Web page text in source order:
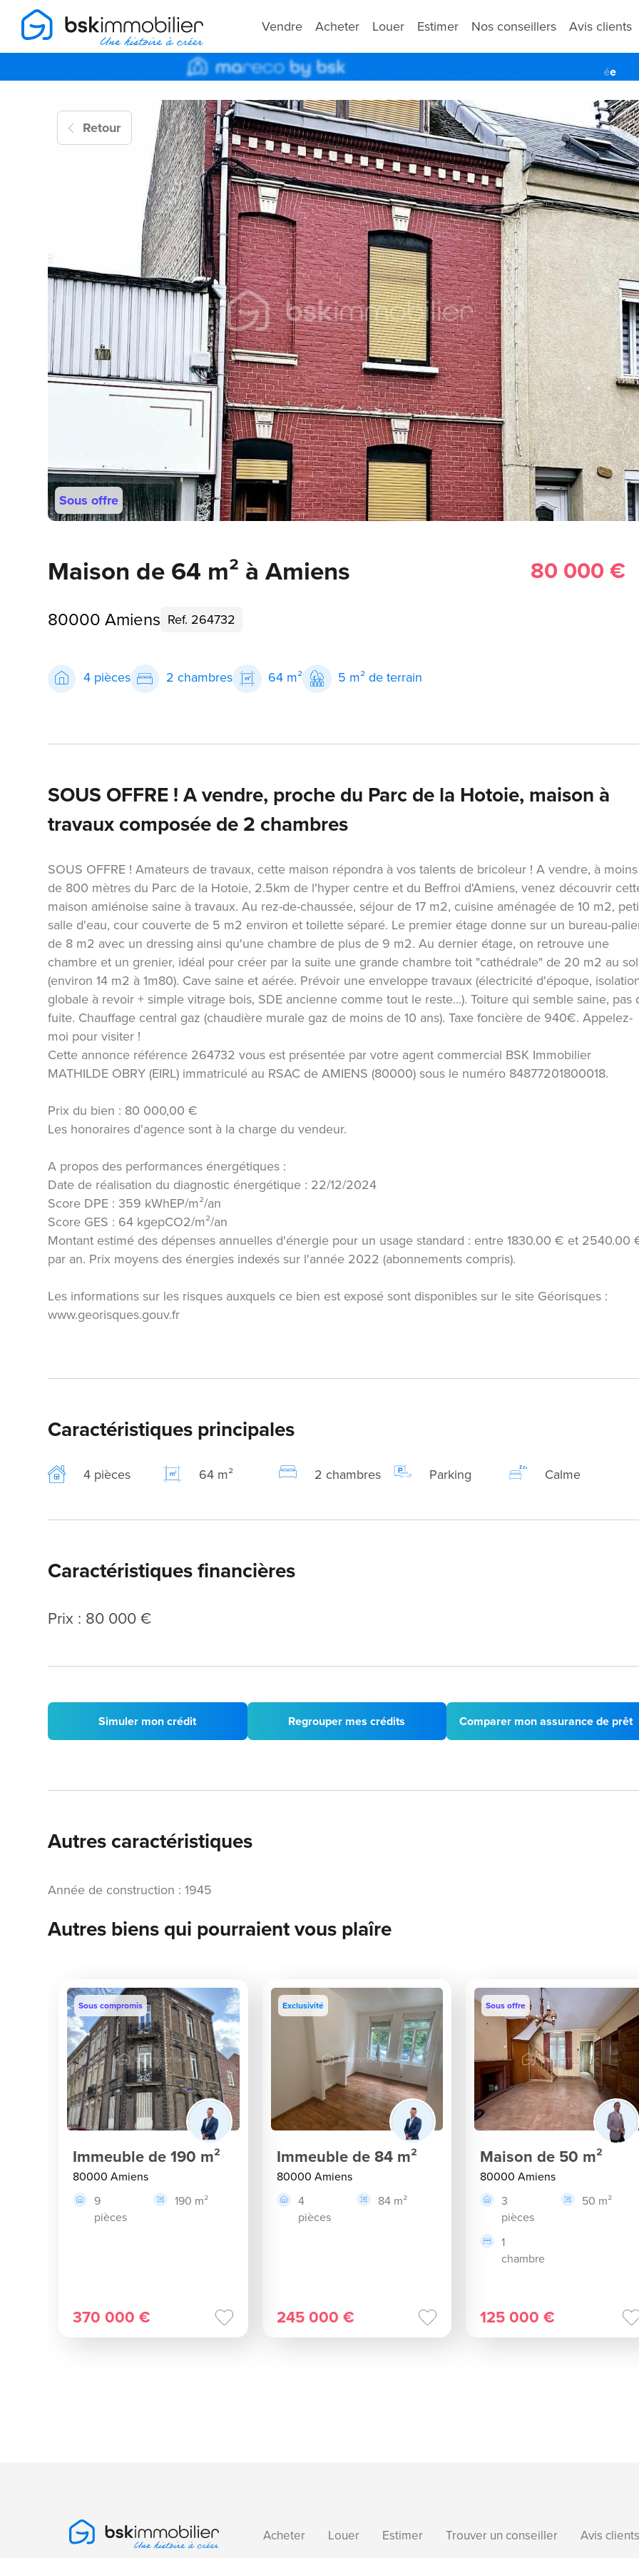
Vendre Acheter Louer Estimer Nos conseillers Avis clients
Retour
Sous offre
Maison de 64 m² à Amiens 80 000 €
80000 Amiens Ref. 264732
4 pièces 2 chambres 64 m² 5 m² de terrain
SOUS OFFRE ! A vendre, proche du Parc de la Hotoie, maison à
travaux composée de 2 chambres
SOUS OFFRE ! Amateurs de travaux, cette maison répondra à vos talents de bricoleur ! A vendre, à moins
de 800 mètres du Parc de la Hotoie, 2.5km de l'hyper centre et du Beffroi d'Amiens, venez découvrir
maison amiénoise saine à travaux. Au rez-de-chaussée, séjour de 17 m2, cuisine aménagée de 10 m2,
salle d'eau, cour couverte de 5 m2 environ et toilette séparé. Le premier étage donne sur un bureau-
de 8 m2 avec un dressing ainsi qu'une chambre de plus de 9 m2. Au dernier étage, on retrouve une
chambre et un grenier, idéal pour créer par la suite une grande chambre toit "cathédrale" de 20 m2 au sol
(environ 14 m2 à 1m80). Cave saine et aérée. Prévoir une enveloppe travaux (électricité d'époque,
globale à revoir + simple vitrage bois, SDE ancienne comme tout le reste...). Toiture qui semble saine, pas
fuite. Chauffage central gaz (chaudière murale gaz de moins de 10 ans). Taxe foncière de 940€. Appelez-
moi pour visiter !
Cette annonce référence 264732 vous est présentée par votre agent commercial BSK Immobilier
MATHILDE OBRY (EIRL) immatriculé au RSAC de AMIENS (80000) sous le numéro 84877201800018.
Prix du bien : 80 000,00 €
Les honoraires d'agence sont à la charge du vendeur.
A propos des performances énergétiques :
Date de réalisation du diagnostic énergétique : 22/12/2024
Score DPE : 359 kWhEP/m²/an
Score GES : 64 kgepCO2/m²/an
Montant estimé des dépenses annuelles d'énergie pour un usage standard : entre 1830.00 € et 2540.00
par an. Prix moyens des énergies indexés sur l'année 2022 (abonnements compris).
Les informations sur les risques auxquels ce bien est exposé sont disponibles sur le site Géorisques :
www.georisques.gouv.fr
Caractéristiques principales
4 pièces 64 m² 2 chambres Parking Calme
Caractéristiques financières
Prix : 80 000 €
Simuler mon crédit Regrouper mes crédits Comparer mon assurance de prêt
Autres caractéristiques
Année de construction : 1945
Autres biens qui pourraient vous plaîre
Sous compromis
Immeuble de 190 m²
80000 Amiens
9
pièces
190 m²
370 000 €
Exclusivité
Immeuble de 84 m²
80000 Amiens
4
pièces
84 m²
245 000 €
Sous offre
Maison de 50 m²
80000 Amiens
3
pièces
50 m²
1
chambre
125 000 €
Acheter Louer Estimer Trouver un conseiller Avis clients